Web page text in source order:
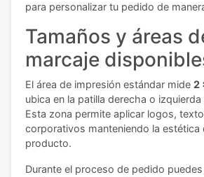
para personalizar tu pedido de
Tamaños y áreas
marcaje
El área de impresión estándar mide 2
ubica en la patilla derecha o
Esta zona permite aplicar logos,
corporativos manteniendo la estética
producto.
Durante el proceso de pedido